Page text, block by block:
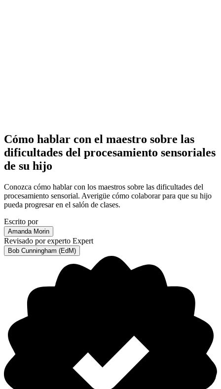
Cómo hablar con el maestro sobre las
dificultades del procesamiento sensoriales
de su hijo
Conozca cómo hablar con los maestros sobre las dificultades del
procesamiento sensorial. Averigüe cómo colaborar para que su hijo
pueda progresar en el salón de clases.
Escrito por
Amanda Morin
Revisado por experto Expert
Bob Cunningham (EdM)